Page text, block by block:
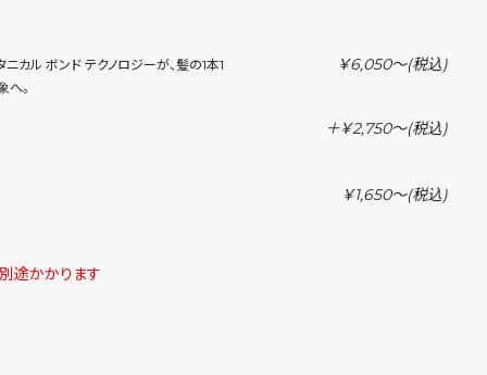
カル ボンド テクノロジーが、髪の1本1
へ。
￥6,050〜(税込)
＋￥2,750〜(税込)
￥1,650〜(税込)
途かかります